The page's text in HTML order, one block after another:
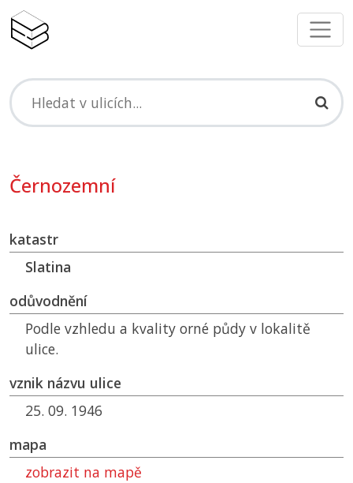
Černozemní
katastr
Slatina
odůvodnění
Podle vzhledu a kvality orné půdy v lokalitě
ulice.
vznik názvu ulice
25. 09. 1946
mapa
zobrazit na mapě